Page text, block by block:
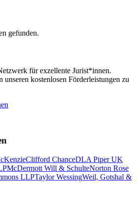
gefunden.
für exzellente Jurist*innen.
kostenlosen Förderleistungen zu
Clifford ChanceDLA Piper UK
McDermott Will & SchulteNorton Rose
LLPTaylor WessingWeil, Gotshal &